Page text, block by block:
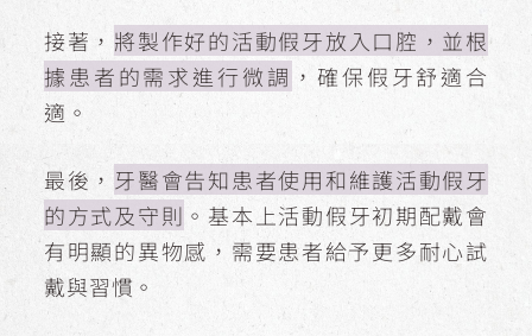
接著， 將製作好的活動假牙放入口腔，並根
據患者的需求進行微調 ，確保假牙舒適合
適。
最後， 牙醫會告知患者使用和維護活動假牙
的方式及守則 。基本上活動假牙初期配戴會
有明顯的異物感，需要患者給予更多耐心試
戴與習慣。